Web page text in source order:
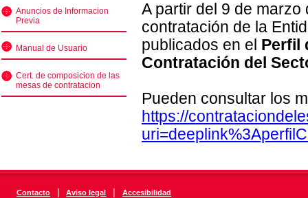
Anuncios de Informacion
Previa
Manual de Usuario
Cert. de composicion de las
mesas de contratacion
A partir del 9 de
contratación de la
publicados en el Perfil
Contratación del
Pueden consultar los
https://
Contacto | Aviso legal | Accesibilidad